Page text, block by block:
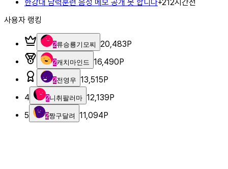
한강대 담력훈련 음성 메모 공개 못 합니다+212시간전
사용자 랭킹
2류승룡기모찌 20,483P
2캐치마인드 16,490P
2전영우 13,515P
4
2니취팔러마 12,139P
5
2짱구달려 11,094P